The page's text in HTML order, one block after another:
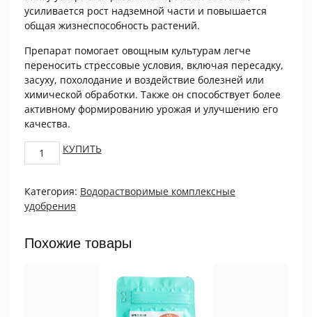
усиливается рост надземной части и повышается
общая жизнеспособность растений.
Препарат помогает овощным культурам легче
переносить стрессовые условия, включая пересадку,
засуху, похолодание и воздействие болезней или
химической обработки. Также он способствует более
активному формированию урожая и улучшению его
качества.
Удобрение
из
Жива
для
культур
5г
КУПИТЬ
Категория: Водорастворимые комплексные
удобрения
Похожие товары